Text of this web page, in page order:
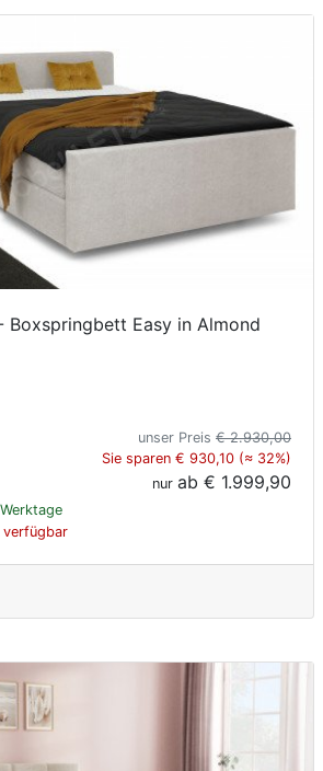
Boxspringbett Easy in Almond
unser Preis € 2.930,00
Sie sparen € 930,10 (≈ 32%)
nur ab € 1.999,90
verfügbar